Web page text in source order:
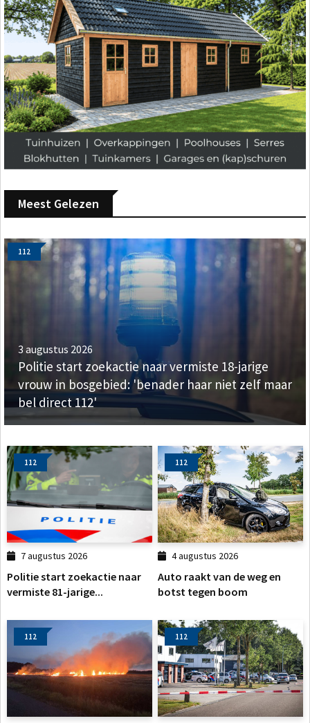
Meest Gelezen
112
3 augustus 2026
Politie start zoekactie naar vermiste 18-jarige
vrouw in bosgebied: 'benader haar niet zelf maar
bel direct 112'
112
7 augustus 2026
Politie start zoekactie naar
vermiste 81-jarige...
112
4 augustus 2026
Auto raakt van de weg en
botst tegen boom
112 112